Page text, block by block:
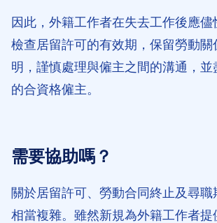
因此，外籍工作者在失去工作後應
檢查居留許可的有效期，保留勞動關
明，謹慎處理與僱主之間的溝通，
的合資格僱主。
需要協助嗎？
關於居留許可、勞動合同終止及尋
相當複雜。雖然新規為外籍工作者提